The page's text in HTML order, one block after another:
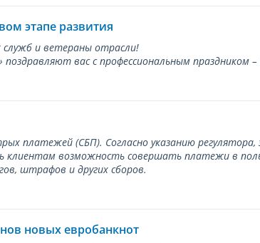
этапе развития
служб и ветераны отрасли!
вас с профессиональным праздником –
платежей (СБП). Согласно указанию
клиентам возможность совершать платежи в
штрафов и других сборов.
новых евробанкнот